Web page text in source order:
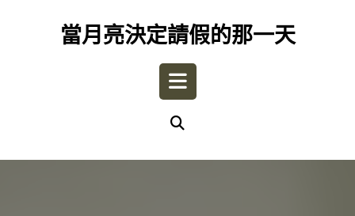
當月亮決定請假的那一天
Open